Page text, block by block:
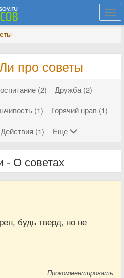
про советы
(2)
Дружба (2)
(1)
Горячий нрав (1)
Действия (1) Еще
- О советах
будь тверд, но не
Прокомментировать